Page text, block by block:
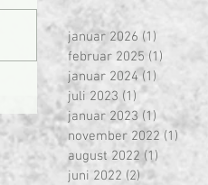
januar 2026 (1)
februar 2025 (1)
januar 2024 (1)
juli 2023 (1) 1 innlegg
januar 2023 (1) 1 innlegg
november 2022 (1) 1
august 2022 (1)
juni 2022 (2) 2 innlegg